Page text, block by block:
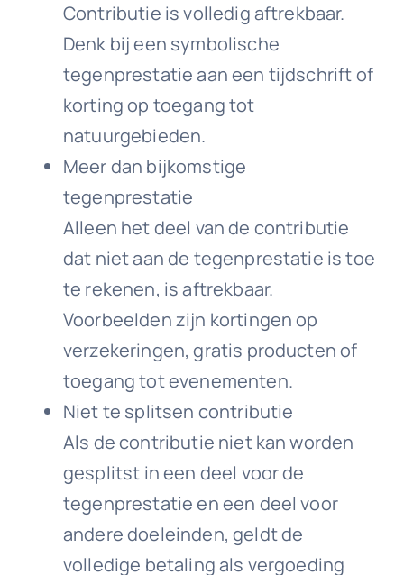
Contributie is volledig aftrekbaar.
Denk bij een symbolische
tegenprestatie aan een tijdschrift of
korting op toegang tot
natuurgebieden.
Meer dan bijkomstige
tegenprestatie
Alleen het deel van de contributie
dat niet aan de tegenprestatie is toe
te rekenen, is aftrekbaar.
Voorbeelden zijn kortingen op
verzekeringen, gratis producten of
toegang tot evenementen.
Niet te splitsen contributie
Als de contributie niet kan worden
gesplitst in een deel voor de
tegenprestatie en een deel voor
andere doeleinden, geldt de
volledige betaling als vergoeding